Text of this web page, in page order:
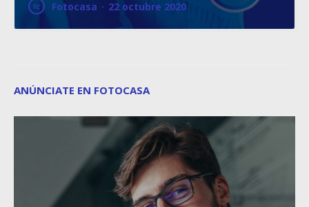
Fotocasa · 22 octubre 2020
ANÚNCIATE EN FOTOCASA